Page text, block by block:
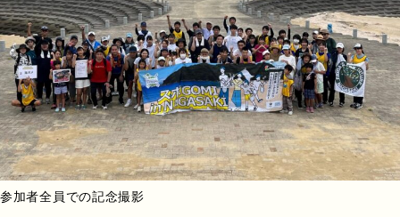
参加者全員での記念撮影